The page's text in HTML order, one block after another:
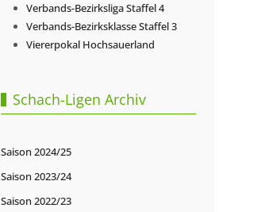
Verbands-Bezirksliga Staffel 4
Verbands-Bezirksklasse Staffel 3
Viererpokal Hochsauerland
Schach-Ligen Archiv
Saison 2024/25
Saison 2023/24
Saison 2022/23